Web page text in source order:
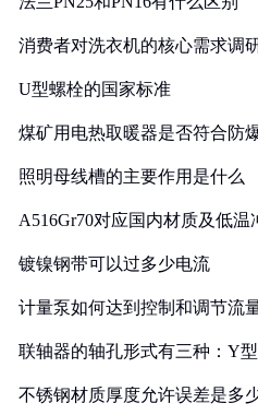
消费者对洗衣机的核心需求调
U型螺栓的国家标准
煤矿用电热取暖器是否符合防
照明母线槽的主要作用是什么
A516Gr70对应国内材质及低温
镀镍钢带可以过多少电流
计量泵如何达到控制和调节流
联轴器的轴孔形式有三种：Y
不锈钢材质厚度允许误差是多